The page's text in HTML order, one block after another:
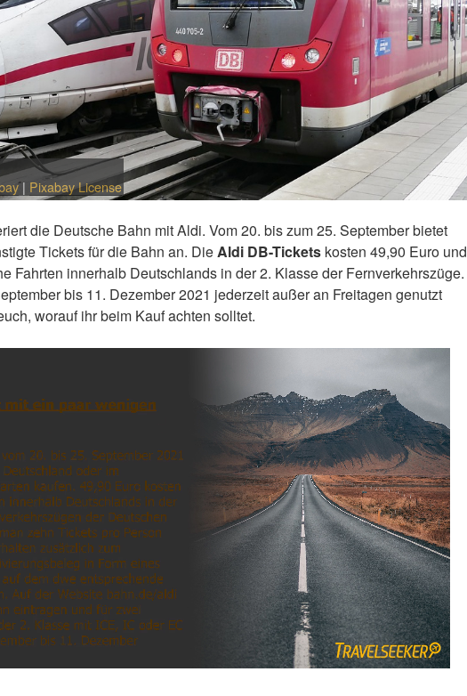
| Pixabay License
die Deutsche Bahn mit Aldi. Vom 20. bis zum 25. September bietet
Tickets für die Bahn an. DieAldi DB-Tickets kosten 49,90 Euro und
Fahrten innerhalb Deutschlands in der 2. Klasse der Fernverkehrszüge.
bis 11. Dezember 2021 jederzeit außer an Freitagen genutzt
worauf ihr beim Kauf achten solltet.